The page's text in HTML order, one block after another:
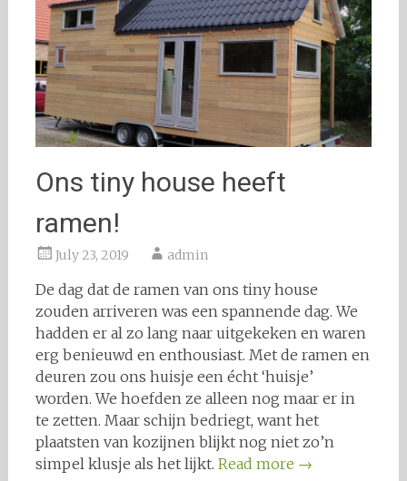
Ons tiny house heeft
ramen!
July 23, 2019 admin
De dag dat de ramen van ons tiny house
zouden arriveren was een spannende dag. We
hadden er al zo lang naar uitgekeken en waren
erg benieuwd en enthousiast. Met de ramen en
deuren zou ons huisje een écht ‘huisje’
worden. We hoefden ze alleen nog maar er in
te zetten. Maar schijn bedriegt, want het
plaatsten van kozijnen blijkt nog niet zo’n
simpel klusje als het lijkt. Read more →